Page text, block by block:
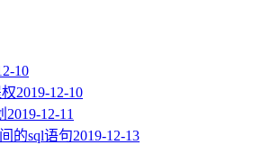
10
2019-12-10
2019-12-11
的sql语句2019-12-13